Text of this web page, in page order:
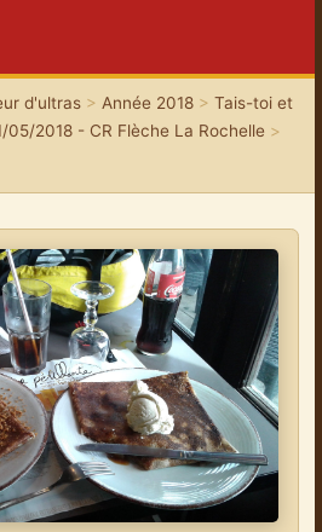
d'ultras> Année 2018> Tais-toi et
05/2018 - CR Flèche La Rochelle >